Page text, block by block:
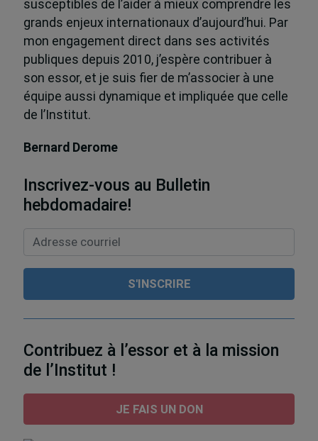
susceptibles de l’aider à mieux comprendre les
grands enjeux internationaux d’aujourd’hui. Par
mon engagement direct dans ses activités
publiques depuis 2010, j’espère contribuer à
son essor, et je suis fier de m’associer à une
équipe aussi dynamique et impliquée que celle
de l’Institut.
Bernard Derome
Inscrivez-vous au Bulletin
hebdomadaire!
Contribuez à l’essor et à la mission
de l’Institut !
JE FAIS UN DON